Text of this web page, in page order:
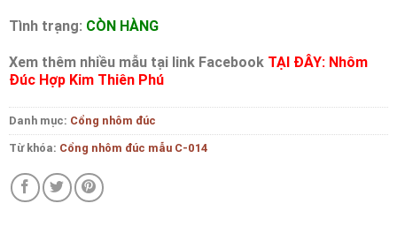
Tình trạng: CÒN HÀNG
Xem thêm nhiều mẫu tại link Facebook TẠI ĐÂY: Nhôm
Đúc Hợp Kim Thiên Phú
Danh mục: Cổng nhôm đúc
Từ khóa: Cổng nhôm đúc mẫu C-014